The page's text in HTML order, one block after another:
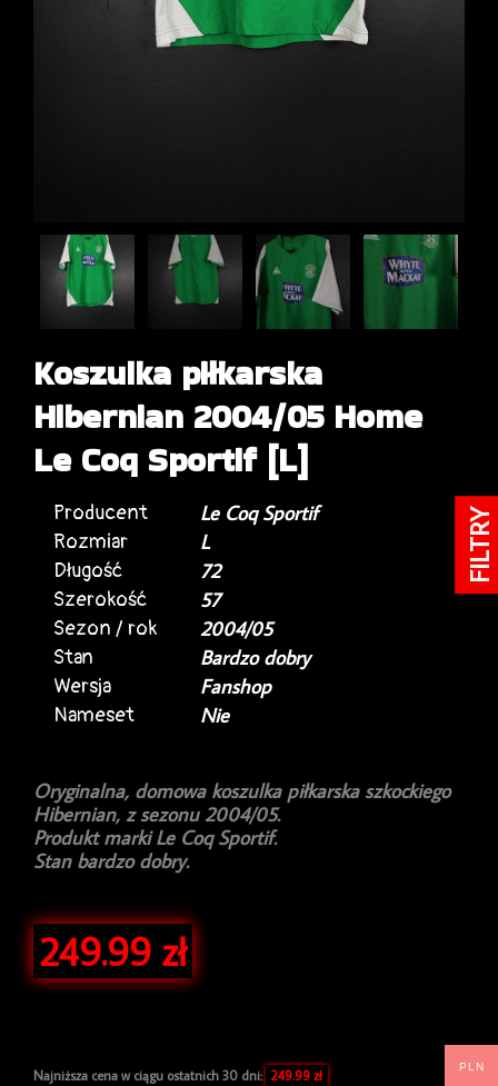
Koszulka piłkarska
Hibernian 2004/05 Home
Le Coq Sportif [L]
Producent
Le Coq Sportif
Rozmiar
L
Długość
72
Szerokość
57
Sezon / rok
2004/05
Stan
Bardzo dobry
Wersja
Fanshop
Nameset
Nie
Oryginalna, domowa koszulka piłkarska szkockiego
Hibernian, z sezonu 2004/05.
Produkt marki Le Coq Sportif.
Stan bardzo dobry.
249.99 zł
Najniższa cena w ciągu ostatnich 30 dni: 249.99 zł
PLN
FILTRY